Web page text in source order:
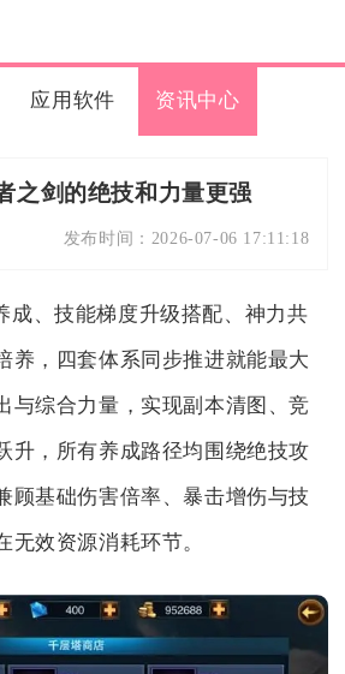
应用软件 资讯中心
之剑的绝技和力量更强
发布时间： 2026-07-06 17:11:18
成、技能梯度升级搭配、神力共
养，四套体系同步推进就能最大
与综合力量，实现副本清图、竞
升，所有养成路径均围绕绝技攻
顾基础伤害倍率、暴击增伤与技
无效资源消耗环节。